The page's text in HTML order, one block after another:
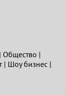
Общество |
| Шоу бизнес|